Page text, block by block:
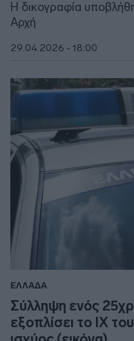
Η δικογραφία
Αρχή
29.04.2026 - 18:00
ΕΛΛΑΔΑ
Σύλληψη ενός
εξοπλίσει το ΙΧ